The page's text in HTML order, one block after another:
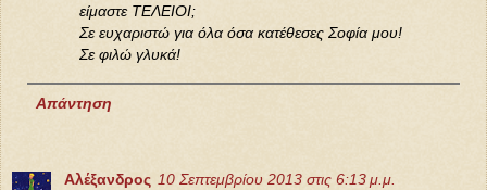
είμαστε ΤΕΛΕΙΟΙ;
Σε ευχαριστώ για όλα όσα κατέθεσες Σοφία μου!
Σε φιλώ γλυκά!
Απάντηση
Αλέξανδρος 10 Σεπτεμβρίου 2013 στις 6:13 μ.μ.